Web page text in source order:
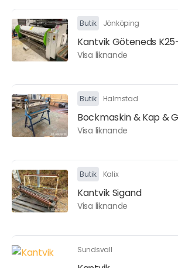
Butik Jönköping
Kantvik Göteneds
Visa liknande
Butik Halmstad
Bockmaskin & Kap &
Visa liknande
Butik Kalix
Kantvik Sigand
Visa liknande
Sundsvall